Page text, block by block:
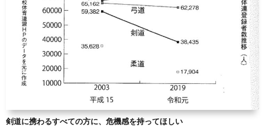
剣道に携わるすべての方に、危機感を持ってほしい